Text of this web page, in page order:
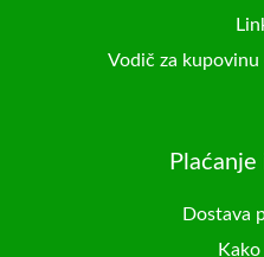
Vodič za
Dostava